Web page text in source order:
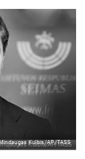
Kulbis/AP/TASS